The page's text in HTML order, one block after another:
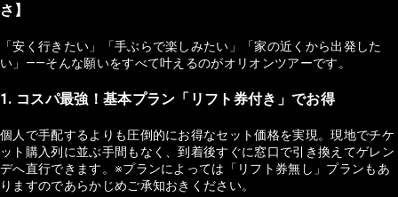
さ】
「安く行きたい」「手ぶらで楽しみたい」「家の近くから出発した
い」——そんな願いをすべて叶えるのがオリオンツアーです。
1. コスパ最強！基本プラン「リフト券付き」でお得
個人で手配するよりも圧倒的にお得なセット価格を実現。現地でチケ
ット購入列に並ぶ手間もなく、到着後すぐに窓口で引き換えてゲレン
デへ直行できます。※プランによっては「リフト券無し」プランもあ
りますのであらかじめご承知おきください。